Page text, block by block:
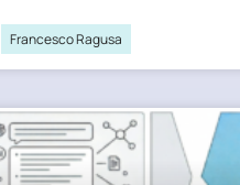
Francesco Ragusa